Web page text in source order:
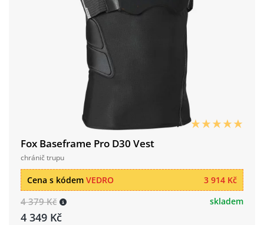
Fox Baseframe Pro D30 Vest
chránič trupu
3 914 Kč
Cena s kódem VEDRO
4 379 Kč
4 349 Kč
skladem